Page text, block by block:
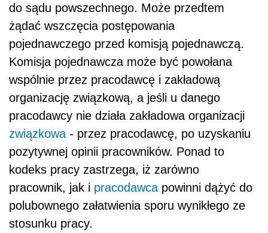
do sądu powszechnego. Może przedtem
żądać wszczęcia postępowania
pojednawczego przed komisją pojednawczą.
Komisja pojednawcza może być powołana
wspólnie przez pracodawcę i zakładową
organizację związkową, a jeśli u danego
pracodawcy nie działa zakładowa organizacji
związkowa - przez pracodawcę, po uzyskaniu
pozytywnej opinii pracowników. Ponad to
kodeks pracy zastrzega, iż zarówno
pracownik, jak i pracodawca powinni dążyć do
polubownego załatwienia sporu wynikłego ze
stosunku pracy.